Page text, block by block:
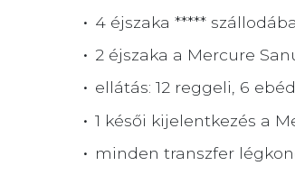
4 éjszaka *****
2 éjszaka a Mercure
ellátás: 12 reggeli, 6 ebéd
1 késői kijelentkezés a
minden transzfer